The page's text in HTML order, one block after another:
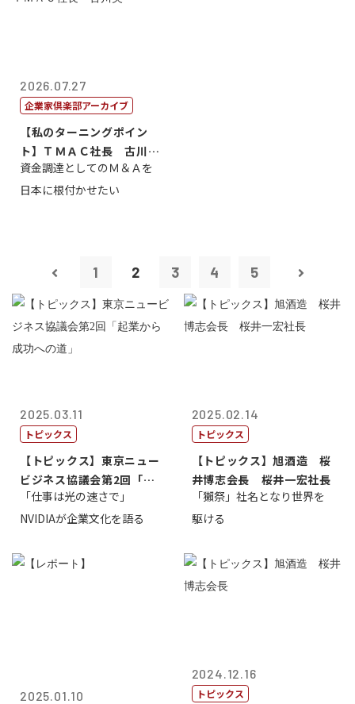
2026.07.27
企業家倶楽部アーカイブ
【私のターニングポイン
ト】ＴＭＡＣ社長 古川英
一
資金調達としてのＭ＆Ａを
日本に根付かせたい
1 2 3 4 5
2025.03.11
トピックス
【トピックス】東京ニュー
ビジネス協議会第2回「起
業から成功へ...
「仕事は光の速さで」
NVIDIAが企業文化を語る
2025.02.14
トピックス
【トピックス】旭酒造 桜
井博志会長 桜井一宏社長
「獺祭」社名となり世界を
駆ける
2025.01.10
2024.12.16
トピックス